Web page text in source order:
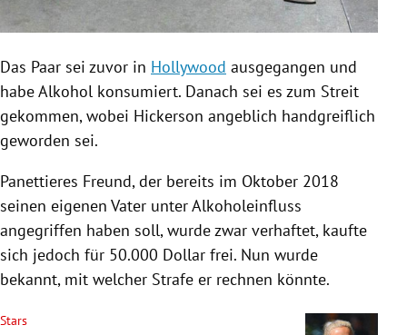
Das Paar sei zuvor in Hollywood ausgegangen und
habe Alkohol konsumiert. Danach sei es zum Streit
gekommen, wobei Hickerson angeblich handgreiflich
geworden sei.
Panettieres Freund, der bereits im Oktober 2018
seinen eigenen Vater unter Alkoholeinfluss
angegriffen haben soll, wurde zwar verhaftet, kaufte
sich jedoch für 50.000 Dollar frei. Nun wurde
bekannt, mit welcher Strafe er rechnen könnte.
Stars